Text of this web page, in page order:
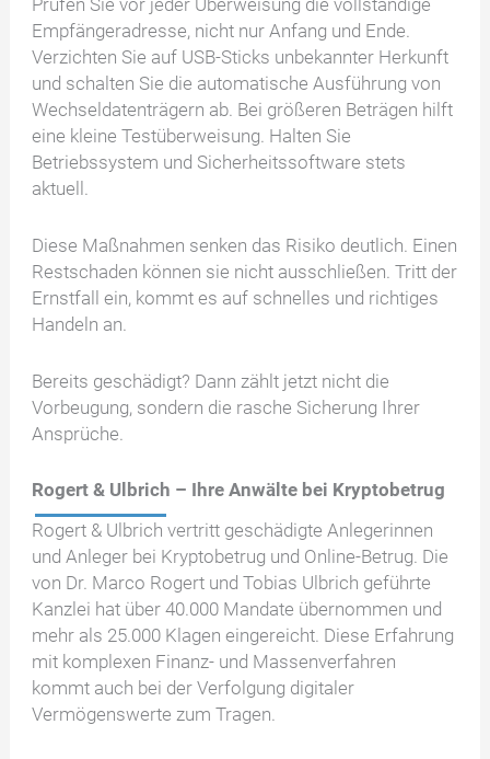
Prüfen Sie vor jeder Überweisung die vollständige
Empfängeradresse, nicht nur Anfang und Ende.
Verzichten Sie auf USB-Sticks unbekannter Herkunft
und schalten Sie die automatische Ausführung von
Wechseldatenträgern ab. Bei größeren Beträgen hilft
eine kleine Testüberweisung. Halten Sie
Betriebssystem und Sicherheitssoftware stets
aktuell.
Diese Maßnahmen senken das Risiko deutlich. Einen
Restschaden können sie nicht ausschließen. Tritt der
Ernstfall ein, kommt es auf schnelles und richtiges
Handeln an.
Bereits geschädigt? Dann zählt jetzt nicht die
Vorbeugung, sondern die rasche Sicherung Ihrer
Ansprüche.
Rogert & Ulbrich – Ihre Anwälte bei Kryptobetrug
Rogert & Ulbrich vertritt geschädigte Anlegerinnen
und Anleger bei Kryptobetrug und Online-Betrug. Die
von Dr. Marco Rogert und Tobias Ulbrich geführte
Kanzlei hat über 40.000 Mandate übernommen und
mehr als 25.000 Klagen eingereicht. Diese Erfahrung
mit komplexen Finanz- und Massenverfahren
kommt auch bei der Verfolgung digitaler
Vermögenswerte zum Tragen.